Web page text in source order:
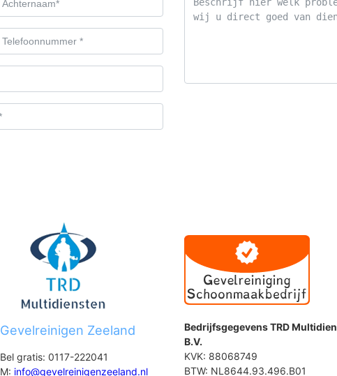
Gevelreinigen Zeeland
Bel gratis: 0117-222041
M: info@gevelreinigenzeeland.nl
Bedrijfsgegevens TRD
B.V.
KVK: 88068749
BTW: NL8644.93.496.B01